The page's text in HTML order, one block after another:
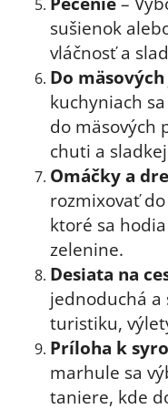
sušienok
vláčnosť a
Do
kuchyniach
do mäsových
chuti a
Omáčky a
rozmixovať
ktoré sa
zelenine.
Desiata na
jednoduchá a
turistiku,
Príloha k
marhule sa
taniere, kde